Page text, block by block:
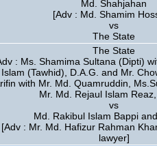
Md. Shahjahan
[Adv : Md. Shamim
vs
The State
The State
: Ms. Shamima Sultana (Dipti)
Islam (Tawhid), D.A.G. and Mr.
with Mr. Md. Quamruddin,
Mr. Md. Rejaul Islam
vs
Md. Rakibul Islam Bappi
[Adv : Mr. Md. Hafizur Rahman
lawyer]